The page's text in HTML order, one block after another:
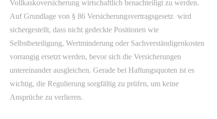
Vollkaskoversicherung wirtschaftlich benachteiligt zu werden.
Auf Grundlage von § 86 Versicherungsvertragsgesetz wird
sichergestellt, dass nicht gedeckte Positionen wie
Selbstbeteiligung, Wertminderung oder Sachverständigenkosten
vorrangig ersetzt werden, bevor sich die Versicherungen
untereinander ausgleichen. Gerade bei Haftungsquoten ist es
wichtig, die Regulierung sorgfältig zu prüfen, um keine
Ansprüche zu verlieren.